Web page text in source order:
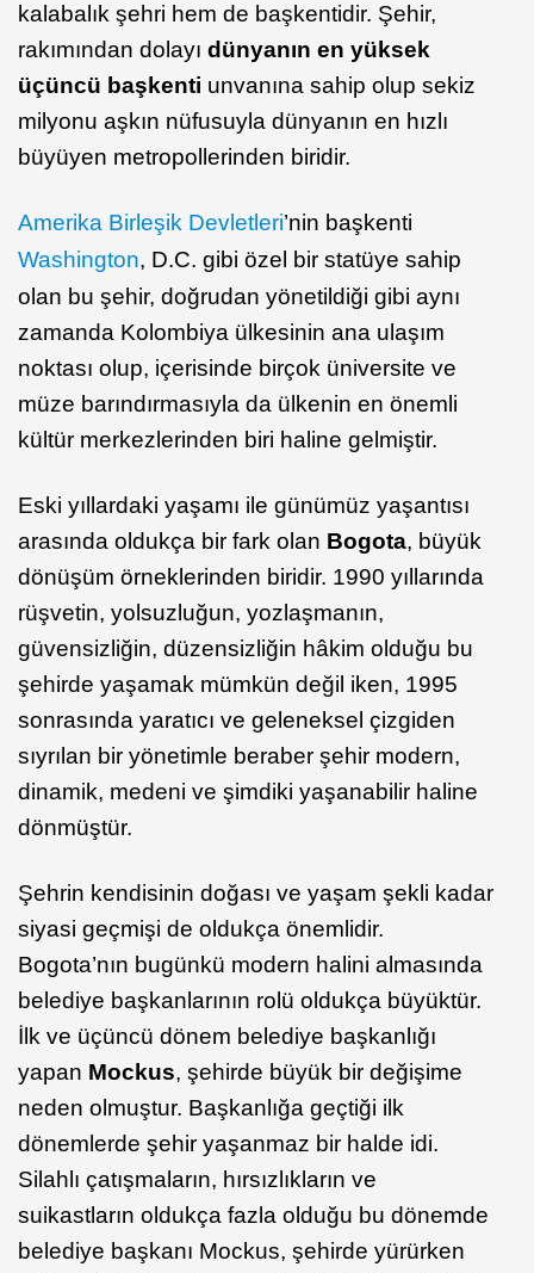
kalabalık şehri hem de başkentidir. Şehir,
rakımından dolayı dünyanın en yüksek
üçüncü başkenti unvanına sahip olup sekiz
milyonu aşkın nüfusuyla dünyanın en hızlı
büyüyen metropollerinden biridir.
Amerika Birleşik Devletleri’nin başkenti
Washington, D.C. gibi özel bir statüye sahip
olan bu şehir, doğrudan yönetildiği gibi aynı
zamanda Kolombiya ülkesinin ana ulaşım
noktası olup, içerisinde birçok üniversite ve
müze barındırmasıyla da ülkenin en önemli
kültür merkezlerinden biri haline gelmiştir.
Eski yıllardaki yaşamı ile günümüz yaşantısı
arasında oldukça bir fark olan Bogota, büyük
dönüşüm örneklerinden biridir. 1990 yıllarında
rüşvetin, yolsuzluğun, yozlaşmanın,
güvensizliğin, düzensizliğin hâkim olduğu bu
şehirde yaşamak mümkün değil iken, 1995
sonrasında yaratıcı ve geleneksel çizgiden
sıyrılan bir yönetimle beraber şehir modern,
dinamik, medeni ve şimdiki yaşanabilir haline
dönmüştür.
Şehrin kendisinin doğası ve yaşam şekli kadar
siyasi geçmişi de oldukça önemlidir.
Bogota’nın bugünkü modern halini almasında
belediye başkanlarının rolü oldukça büyüktür.
İlk ve üçüncü dönem belediye başkanlığı
yapan Mockus, şehirde büyük bir değişime
neden olmuştur. Başkanlığa geçtiği ilk
dönemlerde şehir yaşanmaz bir halde idi.
Silahlı çatışmaların, hırsızlıkların ve
suikastların oldukça fazla olduğu bu dönemde
belediye başkanı Mockus, şehirde yürürken